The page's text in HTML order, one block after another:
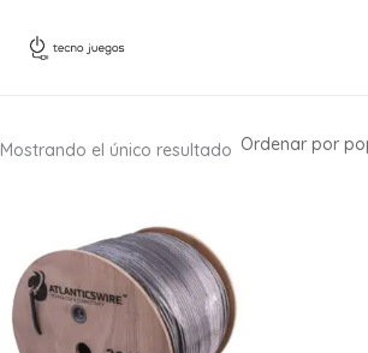
Mostrando el único resultado